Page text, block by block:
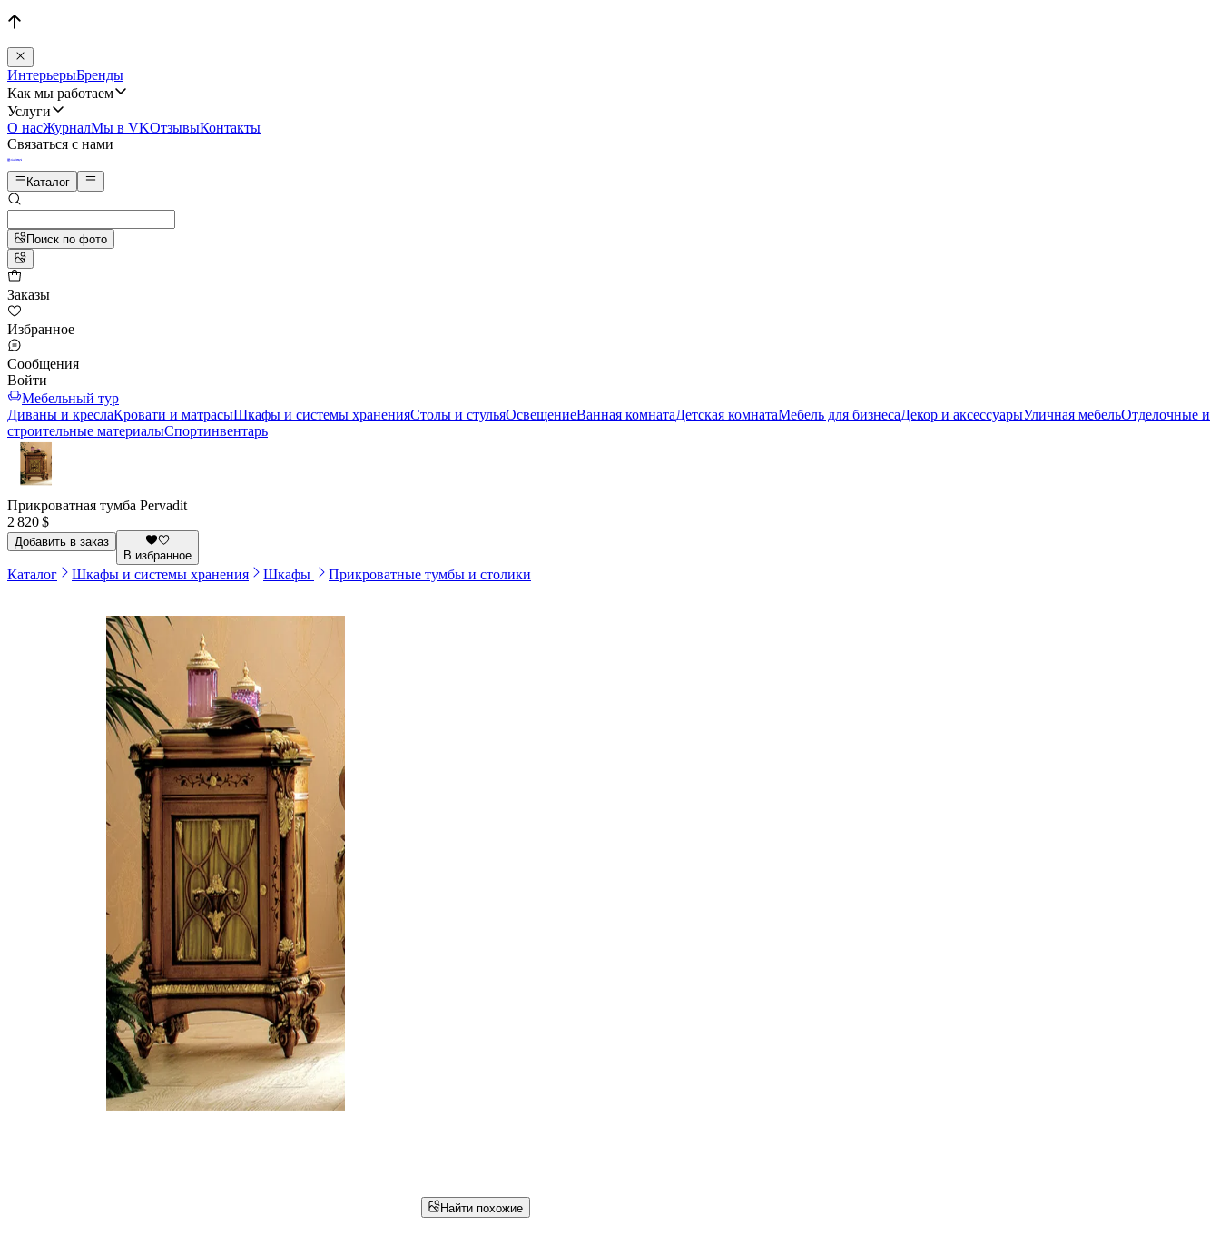
ИнтерьерыБренды
Как мы работаем
Услуги
О насЖурналМы в VKОтзывыКонтакты
Связаться с нами
Каталог
Поиск по фото
Заказы
Избранное
Сообщения
Войти
Мебельный тур
Диваны и креслаКровати и матрасыШкафы и системы храненияСтолы и стульяОсвещениеВанная комнатаДетская комнатаМебель для бизнесаДекор и аксессуарыУличная мебельОтделочные и
строительные материалыСпортинвентарь
Прикроватная тумба Pervadit
2 820 $
Добавить в заказ
В избранное
Каталог Шкафы и системы хранения Шкафы Прикроватные тумбы и столики
Найти похожие